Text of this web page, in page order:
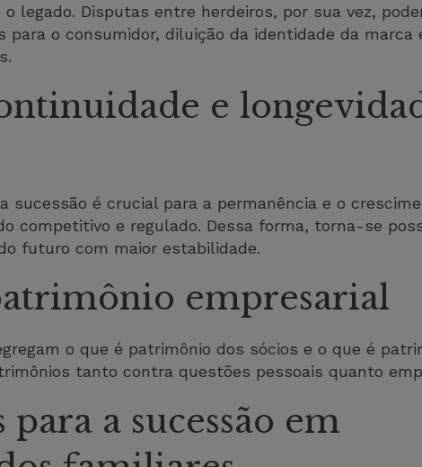
legado. Disputas entre herdeiros, por sua vez,
para o consumidor, diluição da identidade da marca
e
sucessão é crucial para a permanência e o
competitivo e regulado. Dessa forma, torna-se
futuro com maior estabilidade.
empresarial
o que é patrimônio dos sócios e o que é
tanto contra questões pessoais quanto
a sucessão em